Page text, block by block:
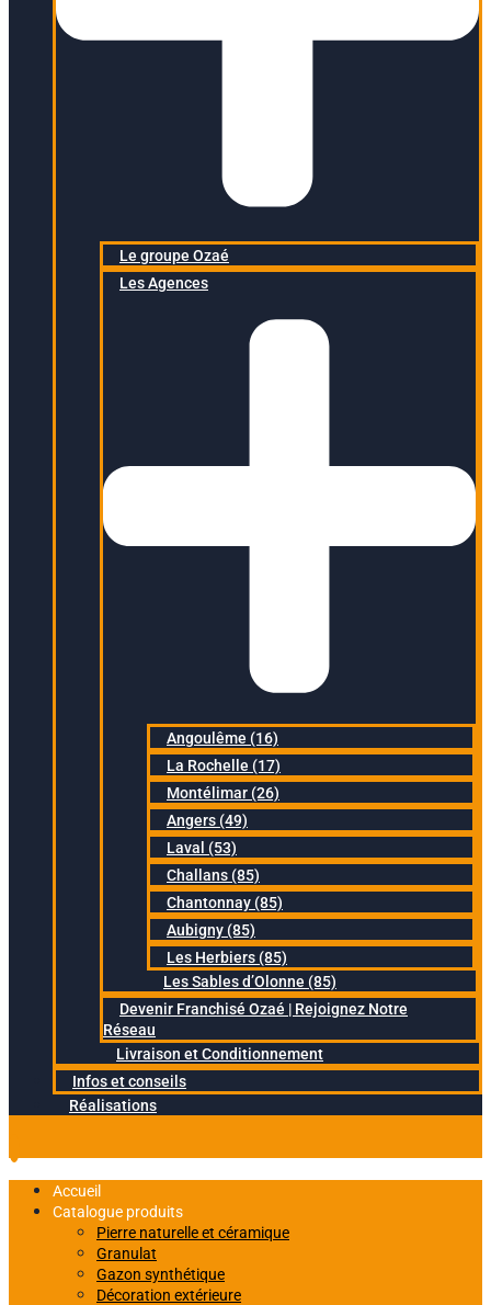
Le groupe Ozaé
Les Agences
Angoulême (16)
La Rochelle (17)
Montélimar (26)
Angers (49)
Laval (53)
Challans (85)
Chantonnay (85)
Aubigny (85)
Les Herbiers (85)
Les Sables d’Olonne (85)
Devenir Franchisé Ozaé | Rejoignez Notre
Réseau
Livraison et Conditionnement
Infos et conseils
Réalisations
Accueil
Catalogue produits
Pierre naturelle et céramique
Granulat
Gazon synthétique
Décoration extérieure